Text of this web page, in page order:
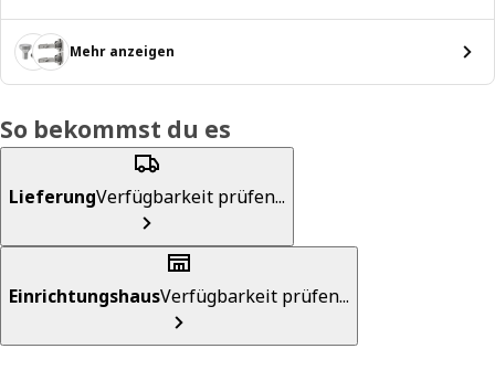
Mehr anzeigen
So bekommst du es
LieferungVerfügbarkeit prüfen...
EinrichtungshausVerfügbarkeit prüfen...